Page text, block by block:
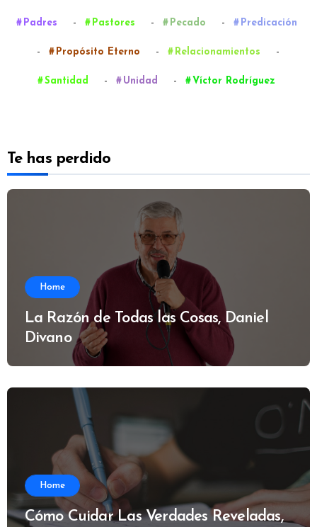
Padres - Pastores - Pecado - Predicación
- Propósito Eterno - Relacionamientos -
Santidad - Unidad - Víctor Rodríguez
Te has perdido
Home
La Razón de Todas las Cosas, Daniel
Divano
Home
Cómo Cuidar Las Verdades Reveladas,